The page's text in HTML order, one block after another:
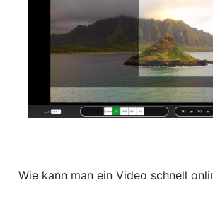
Wie kann man ein Video schnell